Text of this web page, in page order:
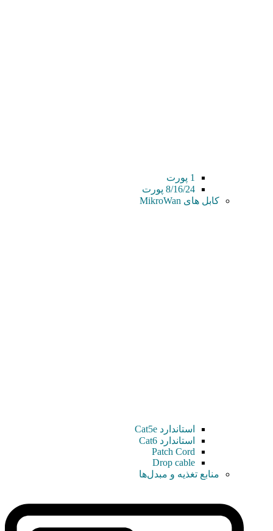
1 پورت
8/16/24 پورت
کابل های MikroWan
استاندارد Cat5e
استاندارد Cat6
Patch Cord
Drop cable
منابع تغذیه و مبدل‌ها